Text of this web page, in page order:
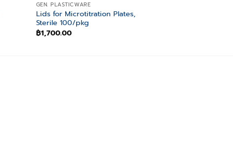
GEN. PLASTICWARE
Lids for Microtitration Plates,
Sterile 100/pkg
฿1,700.00